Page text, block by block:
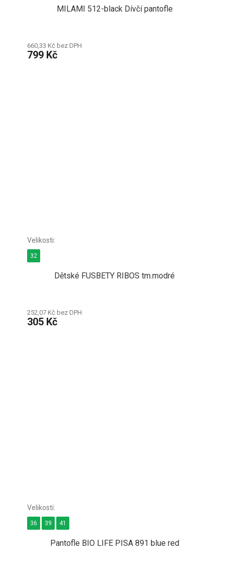
MILAMI 512-black Dívčí pantofle
660,33 Kč bez DPH
799 Kč
Dětské FUSBETY RIBOS tm.modré
252,07 Kč bez DPH
305 Kč
32
Pantofle BIO LIFE PISA 891 blue red
36 39 41